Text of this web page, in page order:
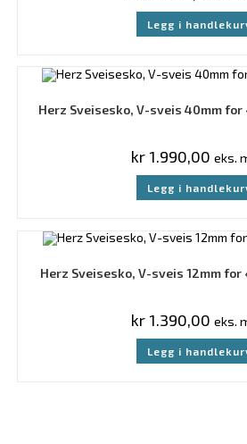
Legg i
Herz Sveisesko, V-sveis 40mm for
kr 1.990,00 eks.
Legg i
Herz Sveisesko, V-sveis 12mm for
kr 1.390,00 eks.
Legg i